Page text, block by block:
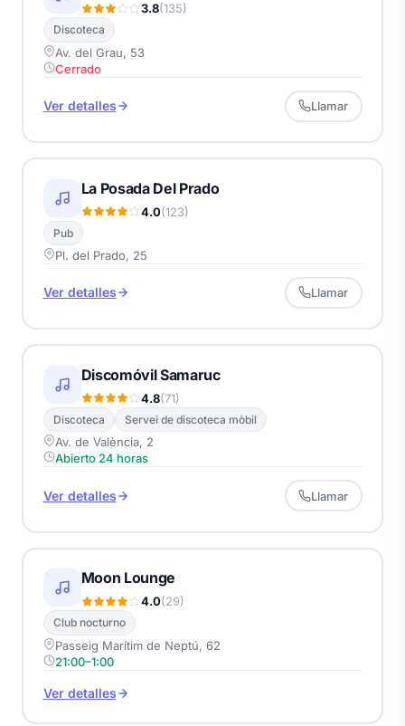
3.8(135)
Discoteca
Av. del Grau, 53
Cerrado
Ver detalles Llamar
La Posada Del Prado
4.0(123)
Pub
Pl. del Prado, 25
Ver detalles Llamar
Discomóvil Samaruc
4.8(71)
Discoteca Servei de discoteca mòbil
Av. de València, 2
Abierto 24 horas
Ver detalles Llamar
Moon Lounge
4.0(29)
Club nocturno
Passeig Marítim de Neptú, 62
21:00–1:00
Ver detalles